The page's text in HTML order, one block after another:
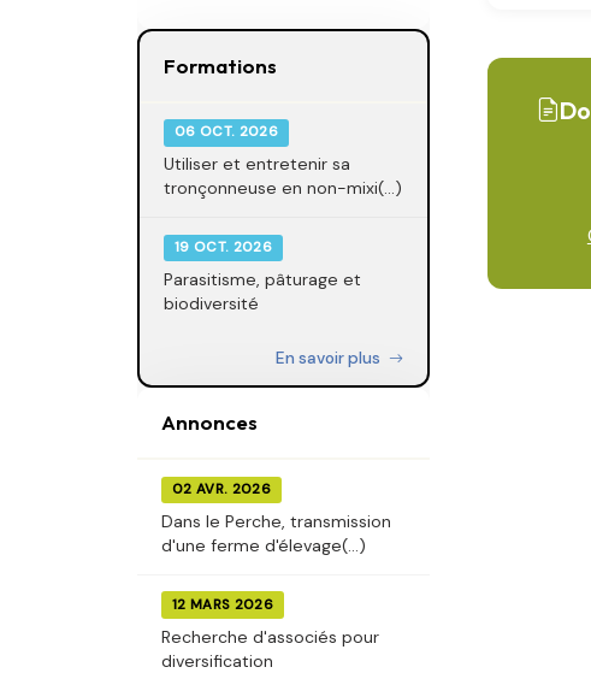
Formations
06 OCT. 2026
Utiliser et entretenir sa
tronçonneuse en non-mixi(...)
19 OCT. 2026
Parasitisme, pâturage et
biodiversité
En savoir plus
Annonces
02 AVR. 2026
Dans le Perche, transmission
d'une ferme d'élevage(...)
12 MARS 2026
Recherche d'associés pour
diversification